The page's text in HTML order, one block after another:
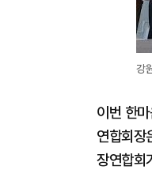
강
이번 한
연합회장
장연합회